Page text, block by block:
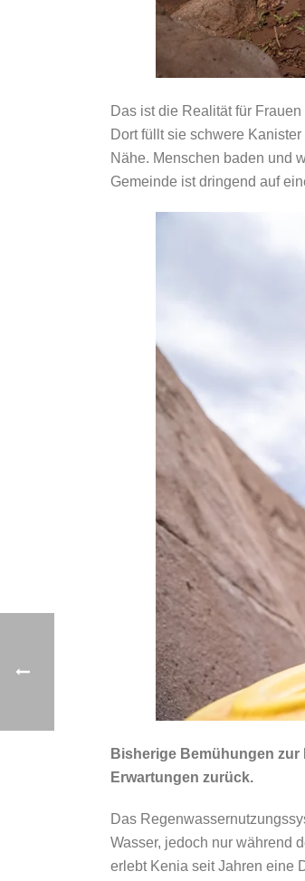
Das ist die Realität für
Dort füllt sie schwere
Nähe. Menschen baden und
Gemeinde ist dringend auf
Bisherige Bemühungen
Erwartungen zurück.
Das
Wasser, jedoch nur während
erlebt Kenia seit Jahren eine